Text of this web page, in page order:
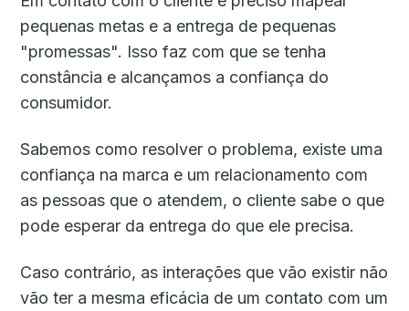
pequenas metas e a entrega de pequenas
"promessas". Isso faz com que se tenha
constância e alcançamos a confiança do
consumidor.
Sabemos como resolver o problema, existe uma
confiança na marca e um relacionamento com
as pessoas que o atendem, o cliente sabe o que
pode esperar da entrega do que ele precisa.
Caso contrário, as interações que vão existir não
vão ter a mesma eficácia de um contato com um